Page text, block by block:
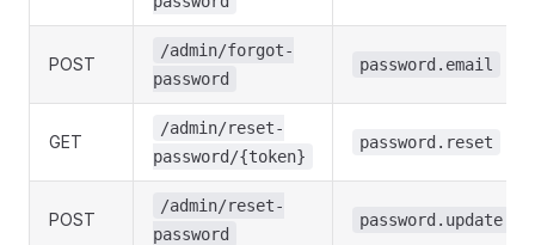
POST
/admin/forgot-
password
password.email
GET
/admin/reset-
password/{token}
password.reset
POST
/admin/reset-
password
password.update